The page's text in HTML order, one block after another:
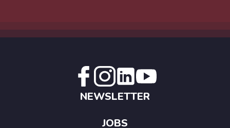
NEWSLETTER
JOBS